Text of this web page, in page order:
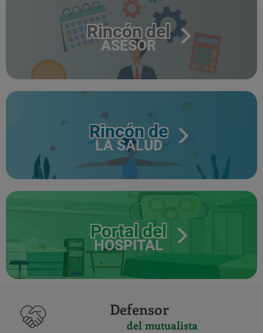
Rincón del
ASESOR
Rincón de
LA SALUD
Portal del
HOSPITAL
Defensor
del mutualista